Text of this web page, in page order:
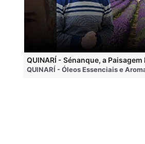
QUINARÍ - Óleos Essenciais e